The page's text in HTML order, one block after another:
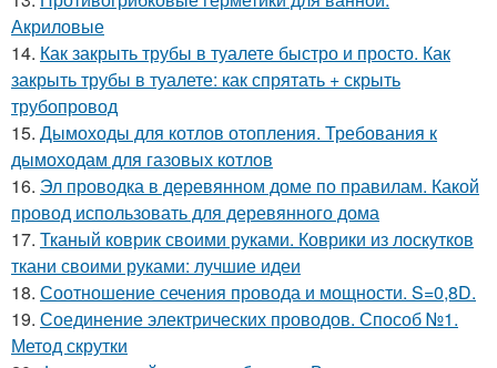
Акриловые
14. Как закрыть трубы в туалете быстро и просто. Как
закрыть трубы в туалете: как спрятать + скрыть
трубопровод
15. Дымоходы для котлов отопления. Требования к
дымоходам для газовых котлов
16. Эл проводка в деревянном доме по правилам. Какой
провод использовать для деревянного дома
17. Тканый коврик своими руками. Коврики из лоскутков
ткани своими руками: лучшие идеи
18. Соотношение сечения провода и мощности. S=0,8D.
19. Соединение электрических проводов. Способ №1.
Метод скрутки